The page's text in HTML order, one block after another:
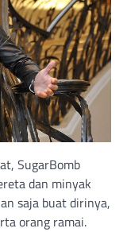
SugarBomb
dan minyak
saja buat dirinya,
orang ramai.